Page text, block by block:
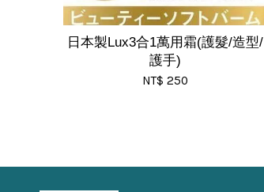
日本製Lux3合1萬用霜(護髮/造型/
護手)
NT$ 250